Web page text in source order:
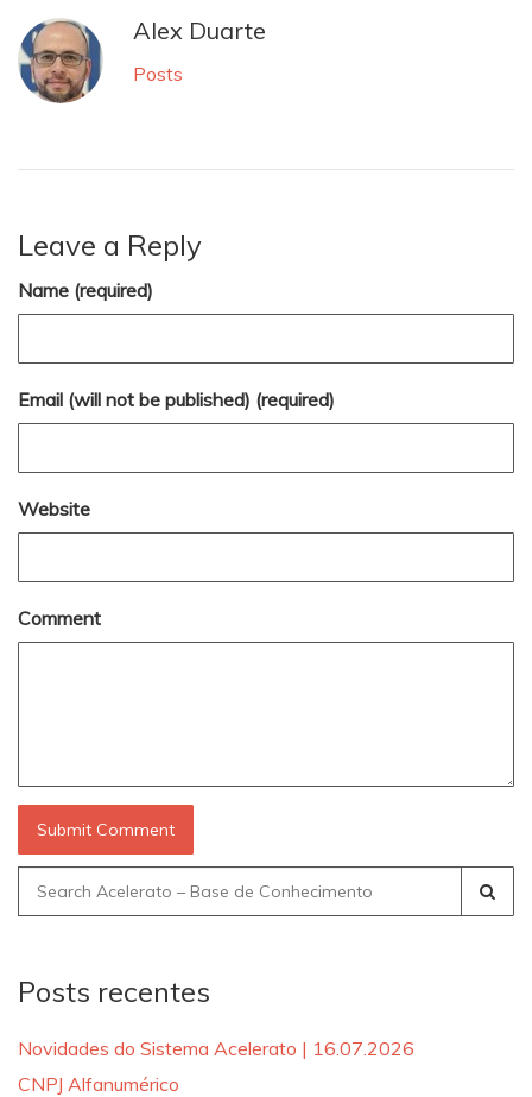
Alex Duarte
Posts
Leave a Reply
Name (required)
Email (will not be published) (required)
Website
Comment
Search
for:
Posts recentes
Novidades do Sistema Acelerato | 16.07.2026
CNPJ Alfanumérico